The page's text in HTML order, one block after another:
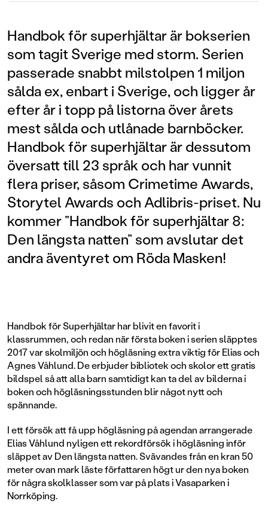
Handbok för superhjältar är bokserien
som tagit Sverige med storm. Serien
passerade snabbt milstolpen 1 miljon
sålda ex, enbart i Sverige, och ligger år
efter år i topp på listorna över årets
mest sålda och utlånade barnböcker.
Handbok för superhjältar är dessutom
översatt till 23 språk och har vunnit
flera priser, såsom Crimetime Awards,
Storytel Awards och Adlibris-priset. Nu
kommer ”Handbok för superhjältar 8:
Den längsta natten” som avslutar det
andra äventyret om Röda Masken!
Handbok för Superhjältar har blivit en favorit i
klassrummen, och redan när första boken i serien släpptes
2017 var skolmiljön och högläsning extra viktig för Elias och
Agnes Våhlund. De erbjuder bibliotek och skolor ett gratis
bildspel så att alla barn samtidigt kan ta del av bilderna i
boken och högläsningsstunden blir något nytt och
spännande.
I ett försök att få upp högläsning på agendan arrangerade
Elias Våhlund nyligen ett rekordförsök i högläsning inför
släppet av Den längsta natten. Svävandes från en kran 50
meter ovan mark läste författaren högt ur den nya boken
för några skolklasser som var på plats i Vasaparken i
Norrköping.